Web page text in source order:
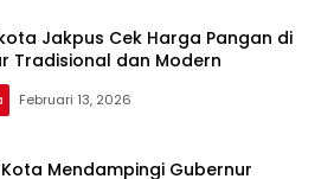
Tahun 2026
Jakpus Cek Harga Pangan di
Tradisional dan Modern
Februari 13, 2026
Mendampingi Gubernur